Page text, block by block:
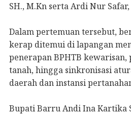
SH., M.Kn serta Ardi Nur Safar,
Dalam pertemuan tersebut,
kerap ditemui di lapangan
penerapan BPHTB kewarisan,
tanah, hingga sinkronisasi
daerah dan instansi
Bupati Barru Andi Ina Kartika